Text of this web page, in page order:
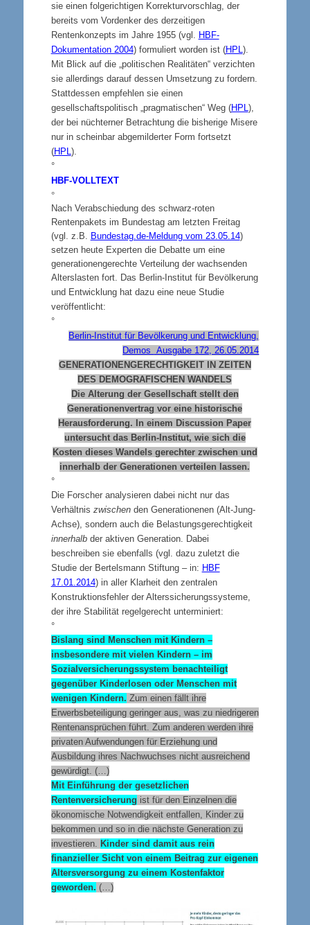
sie einen folgerichtigen Korrekturvorschlag, der
bereits vom Vordenker des derzeitigen
Rentenkonzepts im Jahre 1955 (vgl. HBF-
Dokumentation 2004) formuliert worden ist (HPL).
Mit Blick auf die „politischen Realitäten“ verzichten
sie allerdings darauf dessen Umsetzung zu fordern.
Stattdessen empfehlen sie einen
gesellschaftspolitisch „pragmatischen“ Weg (HPL),
der bei nüchterner Betrachtung die bisherige Misere
nur in scheinbar abgemilderter Form fortsetzt
(HPL).
°
HBF-VOLLTEXT
°
Nach Verabschiedung des schwarz-roten
Rentenpakets im Bundestag am letzten Freitag
(vgl. z.B. Bundestag.de-Meldung vom 23.05.14)
setzen heute Experten die Debatte um eine
generationengerechte Verteilung der wachsenden
Alterslasten fort. Das Berlin-Institut für Bevölkerung
und Entwicklung hat dazu eine neue Studie
veröffentlicht:
°
Berlin-Institut für Bevölkerung und Entwicklung,
Demos Ausgabe 172, 26.05.2014
GENERATIONENGERECHTIGKEIT IN ZEITEN
DES DEMOGRAFISCHEN WANDELS
Die Alterung der Gesellschaft stellt den
Generationenvertrag vor eine historische
Herausforderung. In einem Discussion Paper
untersucht das Berlin-Institut, wie sich die
Kosten dieses Wandels gerechter zwischen und
innerhalb der Generationen verteilen lassen.
°
Die Forscher analysieren dabei nicht nur das
Verhältnis zwischenden Generationenen (Alt-Jung-
Achse), sondern auch die Belastungsgerechtigkeit
innerhalbder aktiven Generation. Dabei
beschreiben sie ebenfalls (vgl. dazu zuletzt die
Studie der Bertelsmann Stiftung – in: HBF
17.01.2014) in aller Klarheit den zentralen
Konstruktionsfehler der Alterssicherungssysteme,
der ihre Stabilität regelgerecht unterminiert:
°
Bislang sind Menschen mit Kindern –
insbesondere mit vielen Kindern – im
Sozialversicherungssystem benachteiligt
gegenüber Kinderlosen oder Menschen mit
wenigen Kindern. Zum einen fällt ihre
Erwerbsbeteiligung geringer aus, was zu niedrigeren
Rentenansprüchen führt. Zum anderen werden ihre
privaten Aufwendungen für Erziehung und
Ausbildung ihres Nachwuchses nicht ausreichend
gewürdigt. (…)
Mit Einführung der gesetzlichen
Rentenversicherung ist für den Einzelnen die
ökonomische Notwendigkeit entfallen, Kinder zu
bekommen und so in die nächste Generation zu
investieren. Kinder sind damit aus rein
finanzieller Sicht von einem Beitrag zur eigenen
Altersversorgung zu einem Kostenfaktor
geworden. (…)